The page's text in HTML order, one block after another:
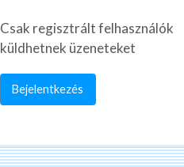
Csak regisztrált felhasználók
küldhetnek üzeneteket
Bejelentkezés